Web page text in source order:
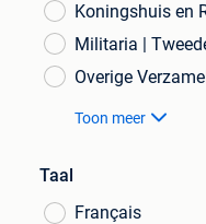
Koningshuis en
Militaria |
Overige
Toon meer
Taal
Français